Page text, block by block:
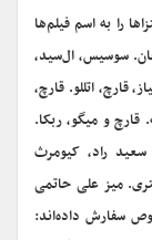
را به اسم فیلم‌ها
سوسیس، ال‌‌سید،
قارچ، اتللو. قارچ،
و میگو، ربکا.
سعید راد، کیومرث
میز علی حاتمی
سفارش داده‌اند: